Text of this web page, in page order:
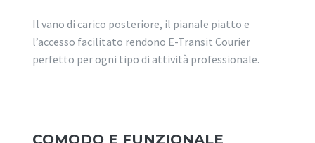
Il vano di carico posteriore, il pianale piatto e
l’accesso facilitato rendono E-Transit Courier
perfetto per ogni tipo di attività professionale.